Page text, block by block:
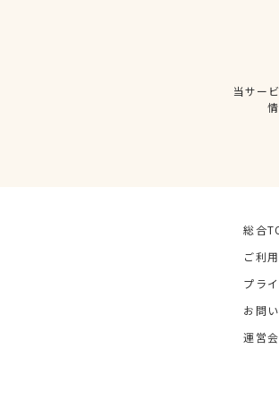
当サー
総合
ご利
プラ
お問
運営